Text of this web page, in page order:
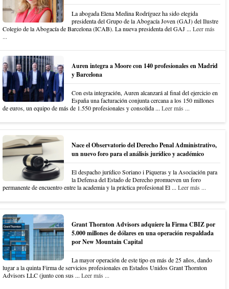
La abogada Elena Medina Rodríguez ha sido elegida
presidenta del Grupo de la Abogacía Joven (GAJ) del Ilustre
Colegio de la Abogacía de Barcelona (ICAB). La nueva presidenta del GAJ ... Leer más
...
Auren integra a Moore con 140 profesionales en Madrid
y Barcelona
Con esta integración, Auren alcanzará al final del ejercicio en
España una facturación conjunta cercana a los 150 millones
de euros, un equipo de más de 1.550 profesionales y consolida ... Leer más ...
Nace el Observatorio del Derecho Penal Administrativo,
un nuevo foro para el análisis jurídico y académico
El despacho jurídico Soriano i Piqueras y la Asociación para
la Defensa del Estado de Derecho promueven un foro
permanente de encuentro entre la academia y la práctica profesional El ... Leer más ...
Grant Thornton Advisors adquiere la Firma CBIZ por
5.000 millones de dólares en una operación respaldada
por New Mountain Capital
La mayor operación de este tipo en más de 25 años, dando
lugar a la quinta Firma de servicios profesionales en Estados Unidos Grant Thornton
Advisors LLC (junto con sus ... Leer más ...